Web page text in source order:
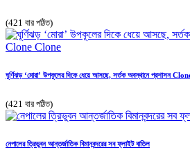
(421 বার পঠিত)
ঘূর্ণিঝড় ‘মোরা’ উপকূলের দিকে ধেয়ে আসছে, সর্তক অবস্থানে প্রশাসন
(421 বার পঠিত)
নেপালের ত্রিভুবন আন্তর্জাতিক বিমানবন্দরের সব ফ্লাইট বাতিল